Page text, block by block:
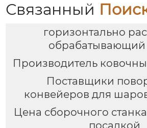
Связанный
горизонтально
обрабатывающий
Производитель
Поставщики
конвейеров для
Цена сборочного
посадкой